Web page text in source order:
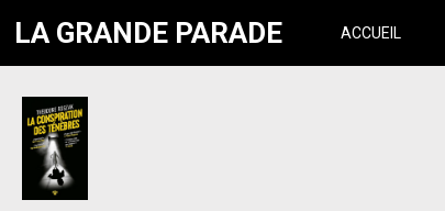
LA GRANDE PARADE ACCUEIL